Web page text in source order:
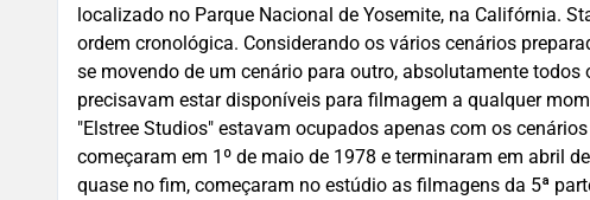
localizado no Parque Nacional de Yosemite, na Califórnia.
ordem cronológica. Considerando os vários cenários
se movendo de um cenário para outro, absolutamente
precisavam estar disponíveis para filmagem a qualquer
"Elstree Studios" estavam ocupados apenas com os
começaram em 1º de maio de 1978 e terminaram em abril
quase no fim, começaram no estúdio as filmagens da 5ª